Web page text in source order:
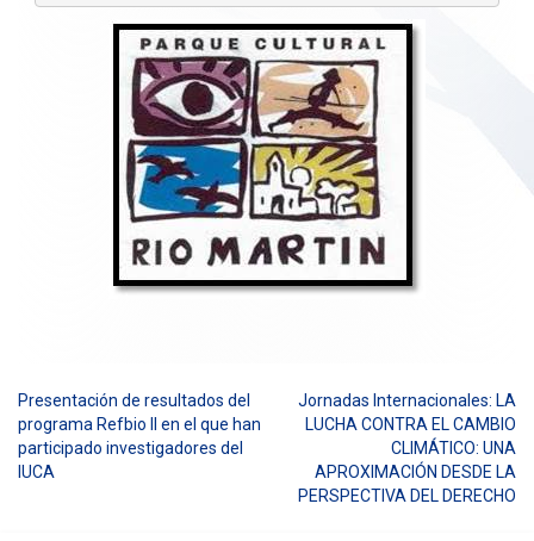
Navegación
de
Presentación de resultados del
programa Refbio II en el que han
participado investigadores del
IUCA
Jornadas Internacionales: LA
LUCHA CONTRA EL CAMBIO
CLIMÁTICO: UNA
APROXIMACIÓN DESDE LA
PERSPECTIVA DEL DERECHO